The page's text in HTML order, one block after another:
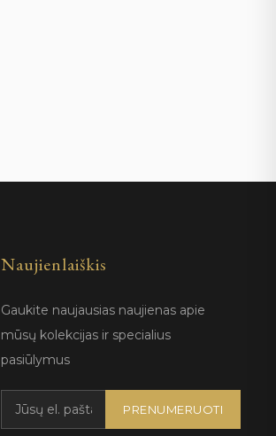
Naujienlaiškis
Gaukite naujausias naujienas apie
mūsų kolekcijas ir specialius
pasiūlymus
PRENUMERUOTI